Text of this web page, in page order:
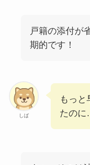
戸籍の添付が
期的です！
しば
もっと
たの